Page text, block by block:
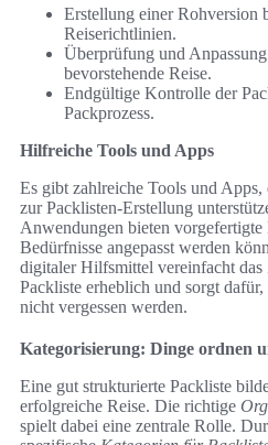
Erstellung einer Rohversion
Reiserichtlinien.
Überprüfung und
bevorstehende Reise.
Endgültige Kontrolle der
Packprozess.
Hilfreiche Tools und Apps
Es gibt zahlreiche Tools und Apps,
zur Packlisten-Erstellung
Anwendungen bieten
Bedürfnisse angepasst werden
digitaler Hilfsmittel vereinfacht das
Packliste erheblich und sorgt
nicht vergessen werden.
Kategorisierung: Dinge ordnen
Eine gut strukturierte Packliste
erfolgreiche Reise. Die richtige
spielt dabei eine zentrale Rolle.